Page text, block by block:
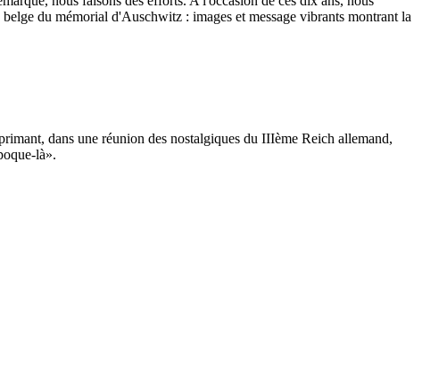
du mémorial d'Auschwitz : images et message vibrants montrant la
dans une réunion des nostalgiques du IIIème Reich allemand,
là».